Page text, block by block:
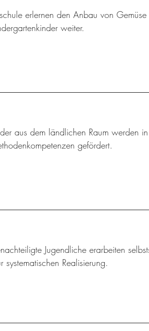
erlernen den Anbau von
weiter.
aus dem ländlichen Raum werden
gefördert.
Jugendliche erarbeiten
Realisierung.